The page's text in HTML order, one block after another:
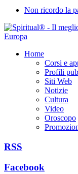
Non ricordo la
Home
Corsi e
Profili
Siti Web
Notizie
Cultura
Video
Oroscopo
RSS
Facebook